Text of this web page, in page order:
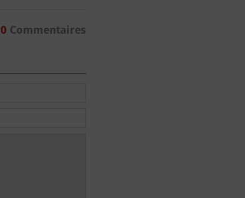
0Commentaires